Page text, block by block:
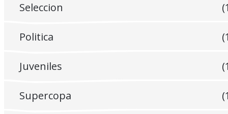
Seleccion
Politica
Juveniles
Supercopa